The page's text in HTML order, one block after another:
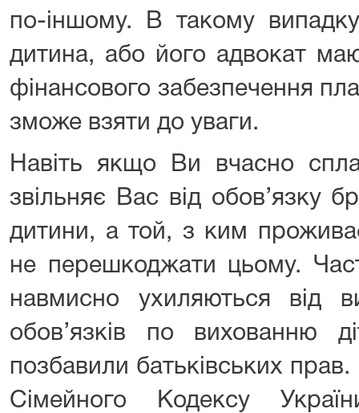
по-іншому. В такому
дитина, або його адвокат
фінансового забезпечення
зможе взяти до уваги.
Навіть якщо Ви вчасно
звільняє Вас від обов’язку
дитини, а той, з ким
не перешкоджати цьому.
навмисно ухиляються від
обов’язків по вихованню
позбавили батьківських
Сімейного Кодексу